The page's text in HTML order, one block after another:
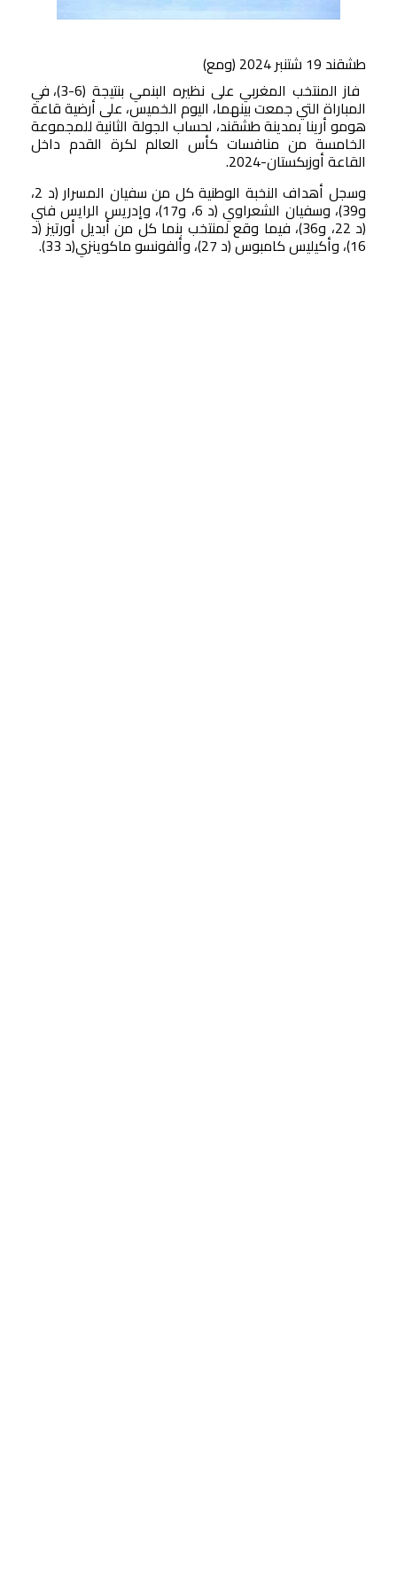
طشقند 19 شتنبر 2024 (ومع)
فاز المنتخب المغربي على نظيره البنمي بنتيجة (6-3)، في
المباراة التي جمعت بينهما، اليوم الخميس، على أرضية قاعة
هومو أرينا بمدينة طشقند، لحساب الجولة الثانية للمجموعة
الخامسة من منافسات كأس العالم لكرة القدم داخل
القاعة أوزبكستان-2024.
وسجل أهداف النخبة الوطنية كل من سفيان المسرار (د 2،
و39)، وسفيان الشعراوي (د 6، و17)، وإدريس الرايس فني
(د 22، و36)، فيما وقع لمنتخب بنما كل من أبديل أورتيز (د
16)، وأكيليس كامبوس (د 27)، وألفونسو ماكوينزي(د 33).